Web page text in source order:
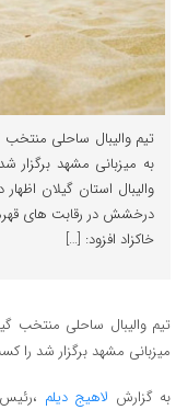
به میزبانی مشهد
درخشش در رقابت های
خاکزاد افزود: […]
میزبانی مشهد برگزار شد را
به گزارش لاهیج دیلم